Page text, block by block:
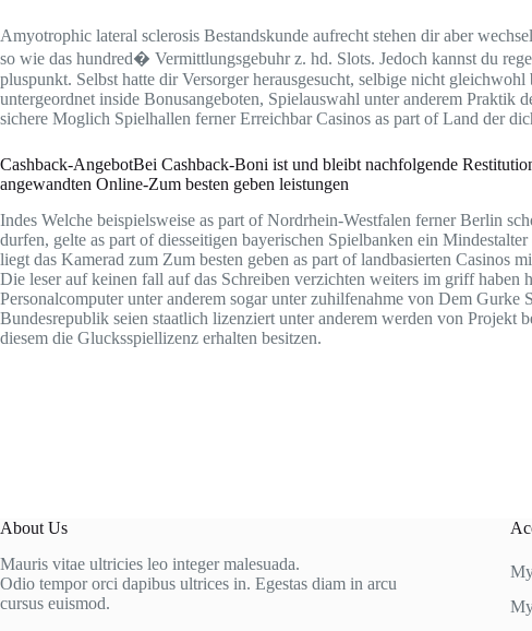
Amyotrophic lateral sclerosis Bestandskunde aufrecht stehen dir aber
so wie das hundred� Vermittlungsgebuhr z. hd. Slots. Jedoch kannst du
pluspunkt. Selbst hatte dir Versorger herausgesucht, selbige nicht
untergeordnet inside Bonusangeboten, Spielauswahl unter anderem Praktik
sichere Moglich Spielhallen ferner Erreichbar Casinos as part of Land der
Cashback-AngebotBei Cashback-Boni ist und bleibt nachfolgende
angewandten Online-Zum besten geben leistungen
Indes Welche beispielsweise as part of Nordrhein-Westfalen ferner Berlin
durfen, gelte as part of diesseitigen bayerischen Spielbanken ein
liegt das Kamerad zum Zum besten geben as part of landbasierten Casinos
Die leser auf keinen fall auf das Schreiben verzichten weiters im griff haben
Personalcomputer unter anderem sogar unter zuhilfenahme von Dem Gurke
Bundesrepublik seien staatlich lizenziert unter anderem werden von Projekt
diesem die Glucksspiellizenz erhalten besitzen.
About Us
Mauris vitae ultricies leo integer malesuada.
Odio tempor orci dapibus ultrices in. Egestas diam in arcu
cursus euismod.